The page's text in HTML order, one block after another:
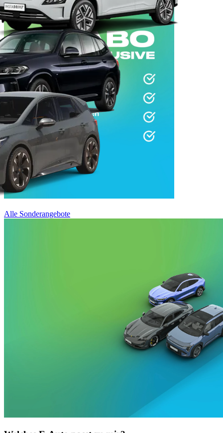
Alle Sonderangebote